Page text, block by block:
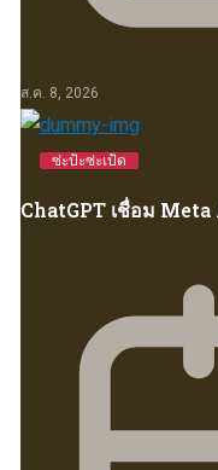
ส.ค. 8, 2026
ซ่ะป้ะซ่ะเป้ด
ChatGPT เชื่อม